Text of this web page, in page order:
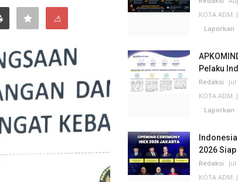
⚠
KOTA ADM.
Laporkan
Pelaku
Redaksi
KOTA ADM.
Laporkan
2026
Redaksi
KOTA ADM.